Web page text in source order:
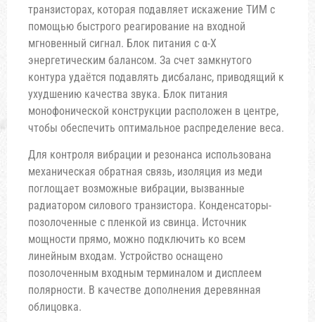
транзисторах, которая подавляет искажение ТИМ с
помощью быстрого реагирование на входной
мгновенный сигнал. Блок питания с α-X
энергетическим балансом. За счет замкнутого
контура удаётся подавлять дисбаланс, приводящий к
ухудшению качества звука. Блок питания
монофонической конструкции расположен в центре,
чтобы обеспечить оптимальное распределение веса.
Для контроля вибрации и резонанса использована
механическая обратная связь, изоляция из меди
поглощает возможные вибрации, вызванные
радиатором силового транзистора. Конденсаторы-
позолоченные с пленкой из свинца. Источник
мощности прямо, можно подключить ко всем
линейным входам. Устройство оснащено
позолоченным входным терминалом и дисплеем
полярности. В качестве дополнения деревянная
облицовка.